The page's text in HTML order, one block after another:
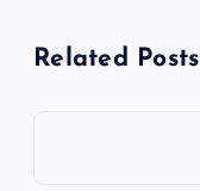
Related Posts